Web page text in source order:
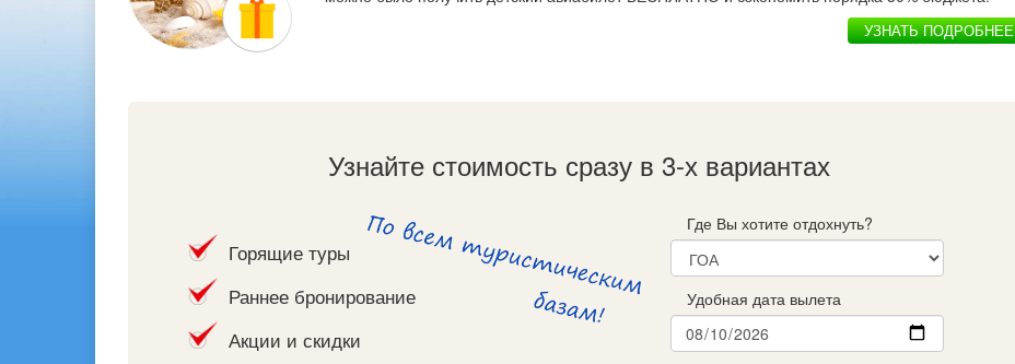
УЗНАТЬ ПОДРОБНЕЕ
Узнайте стоимость сразу в 3-х вариантах
Горящие туры
Раннее бронирование
Акции и скидки
Где Вы хотите отдохнуть?
Удобная дата вылета